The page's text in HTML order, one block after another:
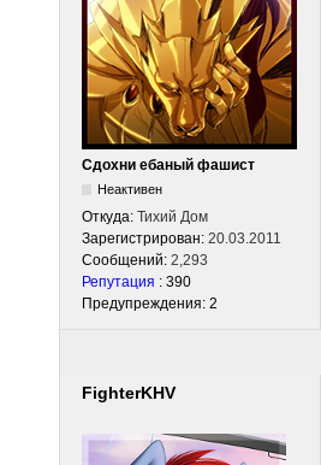
Сдохни ебаный фашист
Неактивен
Откуда: Тихий Дом
Зарегистрирован: 20.03.2011
Сообщений: 2,293
Репутация : 390
Предупреждения: 2
FighterKHV